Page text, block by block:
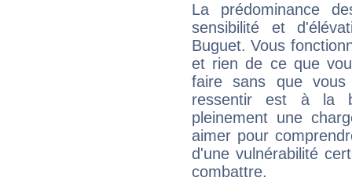
La prédominance
sensibilité et
Buguet. Vous
et rien de ce que
faire sans que
ressentir est à la
pleinement une
aimer pour
d'une vulnérabilité
combattre.